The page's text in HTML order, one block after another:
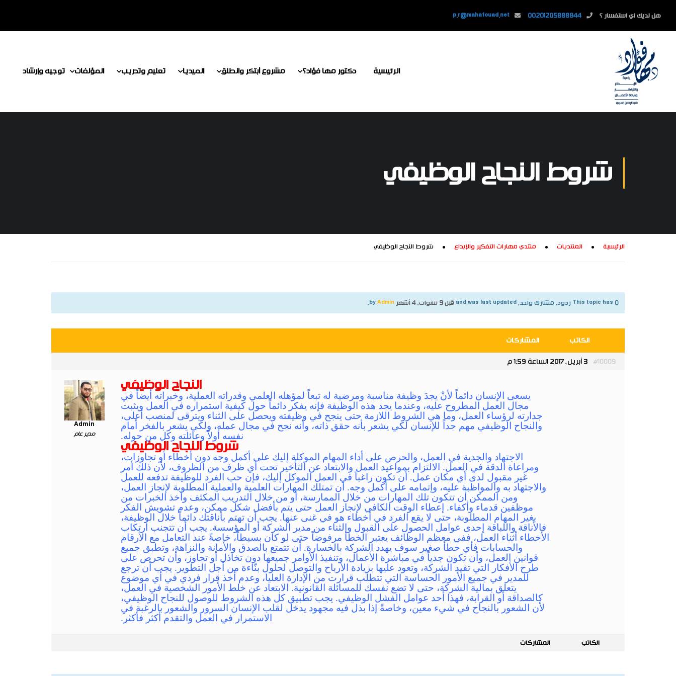
هل لديك اي استفسار ؟ 00201205888844
p.r@mahafouad.net
الرئيسية دكتور مها فؤاد؟ مشروع أبتكر وانطلق الميديا تعليم وتدريب المؤلفات توجيه وإرشاد
شروط النجاح الوظيفي
الرئيسية المنتديات منتدي مهارات التفكير والإبداع شروط النجاح الوظيفي
This topic has 0 ردود, مشارك واحد, and was last updated قبل 9 سنوات، 4 أشهر Admin
الكاتب المشاركات
3 أبريل، 2017 الساعة 1:59 م #10009
Admin
مدير عام
النجاح الوظيفي
يسعى الإنسان دائماً لأنْ يجدَ وظيفة مناسبة ومرضية له تبعاً لمؤهله العلمي وقدراته العملية، وخبراته أيضاً في
مجال العمل المطروح عليه، وعندما يجد هذه الوظيفة فإنه يفكر دائماً حول كيفية استمراره في العمل ويثبت
جدارته لرؤساء العمل، وما هي الشروط اللازمة حتى ينجح في وظيفته ويحصل على الثناء ويترقى لمنصب أعلى،
والنجاح الوظيفي مهم جداً للإنسان لكي يشعر بأنه حقق ذاته، وأنه نجح في مجال عمله، ولكي يشعر بالفخر أمام
نفسه أولاًً وعائلته وكل من حوله.
شروط النجاح الوظيفي
الاجتهاد والجدية في العمل، والحرص على أداء المهام الموكلة إليك على أكمل وجه دون أخطاء أو تجاوزات،
ومراعاة الدقة في العمل. الالتزام بمواعيد العمل والابتعاد عن التأخير تحت أي ظرف من الظروف، لأن ذلك أمر
غير مقبول لدى أي مكان عمل. أن تكون راغباً في العمل الموكل إليك، فإن حب الفرد للوظيفة تدفعه للعمل
والاجتهاد به والمواظبة عليه، وإتمامه على أكمل وجه. أن تمتلك المهارات العلمية والعملية المطلوبة لإنجاز العمل،
ومن الممكن أن تتكون تلك المهارات من خلال الممارسة، أو من خلال التدريب المكثف وأخذ الخبرات من
موظفين قدماء وأكفاء. إعطاء الوقت الكافي لإنجاز العمل حتى يتم بأفضل شكل ممكن، وعدم تشويش الفكر
بغير المهام المطلوبة، حتى لا يقع الفرد في أخطاء هو في غنى عنها. يجب أن تهتم بأناقتك دائماً خلال الوظيفة،
فالأناقة واللباقة إحدى عوامل الحصول على القبول والثناء من مدير الشركة أو المؤسسة. يجب أن تتجنب ارتكاب
الأخطاء أثناء العمل، ففي معظم الوظائف يعتبر الخطأ مرفوضاً حتى لو كان بسيطاً، خاصةً عند التعامل مع الأرقام
والحسابات فأي خطأ صغير سوف يهدد الشركة بالخسارة. أن تتمتع بالصدق والأمانة والنزاهة، وتطبق جميع
قوانين العمل، وأن تكون جدياً في مباشرة الأعمال، وتنفيذ الأوامر جميعها دون تخاذل أو تجاوز، وأن تحرص على
طرح الأفكار التي تفيد الشركة، وتعود عليها بزيادة الأرباح والتوصل لحلول بنّاءة من أجل التطوير. يجب أن ترجع
للمدير في جميع الأمور الحساسة التي تتطلب قرارت من الإدارة العليا، وعدم أخذ قرار فردي في أي موضوع
يتعلق بمالية الشركة، حتى لا تضع نفسك للمسائلة القانونية. الابتعاد عن خلط الأمور الشخصية في العمل،
كالصداقة أو القرابة، فهذا أحد عوامل الفشل الوظيفي. يجب تطبيق كل هذه الشروط للوصول للنجاح الوظيفي،
لأن الشعور بالنجاح في شيء معين، وخاصةً إذا بذل فيه مجهود يدخل لقلب الإنسان السرور والشعور بالرغبة في
الاستمرار في العمل والتقدم أكثر فأكثر.
الكاتب المشاركات